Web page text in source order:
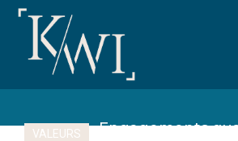
Engagements
VALEURS